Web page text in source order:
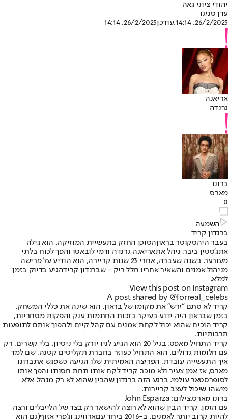
יהודי ציוני גאה
עדן סניגו
26/2/2025, 14:14
,עודכן26/2/2025, 14:14
אריאנה
גרנדה
ברונו
מארס
0
השמעה
ברנדון קריד
בעבר היהסקוטר בראוןהסוכן החזק בתעשיית המוזיקה. הוא גילה
אתג’סטין ביבר, ניהל אתאריאנה גרנדה ודמי לובאטו והפך לכוח בלתי
מעורער. בשנה שעברה, אחרי 23 שנות קריירה, הוא הודיע על פרישה
מניהול אמנים והשאיר אחריו חלל ריק - שברנדון קרידהגיע בדיוק בזמן
למלא.
View this post on Instagram
A post shared by @forreal_celebs
קריד לא סתם "ירש" את מקומו של בראון, הוא שינה את כללי המשחק.
בזמן שבראון היה ידוע בעיקר בזכות החתמות ענק והפקות מסחריות,
קריד הוכיח שהוא יכול לקחת אמנים עם קהל קיים ולהפוך אותם לתופעות
תרבותיות.
קריד התחיל מאפס. בגיל 20 הוא הגיע לניו יורק בלי ניסיון, בלי קשרים, רק
עם חלומות גדולים. הוא התחיל כעוזר בחברת תקליטים קטנה, שם למד
איך התעשייה עובדת. הפריצה האמיתית שלו הגיעה כשפגש אתברונו
מארס, אז אמן צעיר ולא מוכר. קריד לקח אותו תחת חסותו והפך אותו
לסופרסטאר עולמי. ברגע הזה ברנדון שהבין שהוא לא רק מנהל, אלא
מישהו שיכול לעצב קריירות.
ברונו מארס,צילום: John Esparza
עם הזמן, קריד הבין שהוא לא רוצה להישאר רק בצד של הלייבלים ורצה
להיות קרוב יותר לאמנים. ב-2016 ביחד עם
ארווינג וג’פרי אזוף(גם הוא